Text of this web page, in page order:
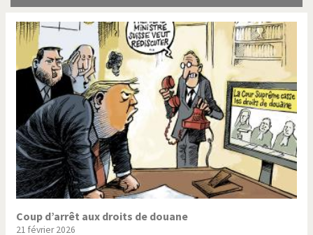
Chère énergie! Crise grecque
Cybermonde
Du printemps arabe à
l'hiver
Election présidentielle US Guerre en Syrie
Hopp Deutschland Israël - Palestine
L'Amérique et les armes L'Iran tremble
La Chine et nous
La Corée du Nord: guerre ou
paix?
Coup d’arrêt aux droits de douane
21 février 2026